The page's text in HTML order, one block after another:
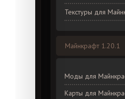
Текстуры для
Майнкрафт 1.20.1
Моды для
Карты для